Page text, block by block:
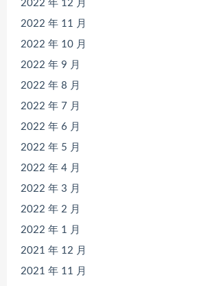
2022 年 12 月
2022 年 11 月
2022 年 10 月
2022 年 9 月
2022 年 8 月
2022 年 7 月
2022 年 6 月
2022 年 5 月
2022 年 4 月
2022 年 3 月
2022 年 2 月
2022 年 1 月
2021 年 12 月
2021 年 11 月